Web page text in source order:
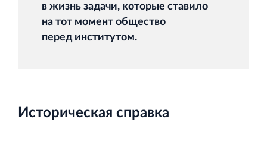
в жизнь задачи, которые ставило
на тот момент общество
перед институтом.
Историческая справка